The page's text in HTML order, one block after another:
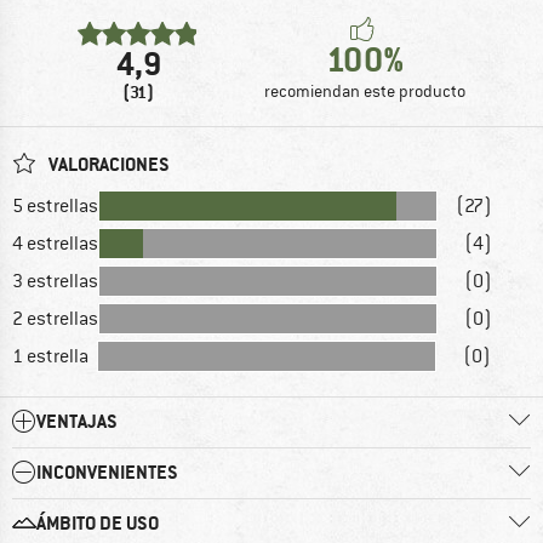
4,9
(31)
100%
recomiendan este producto
VALORACIONES
5 estrellas
(27)
4 estrellas
(4)
3 estrellas
(0)
2 estrellas
(0)
1 estrella
(0)
VENTAJAS
INCONVENIENTES
ÁMBITO DE USO